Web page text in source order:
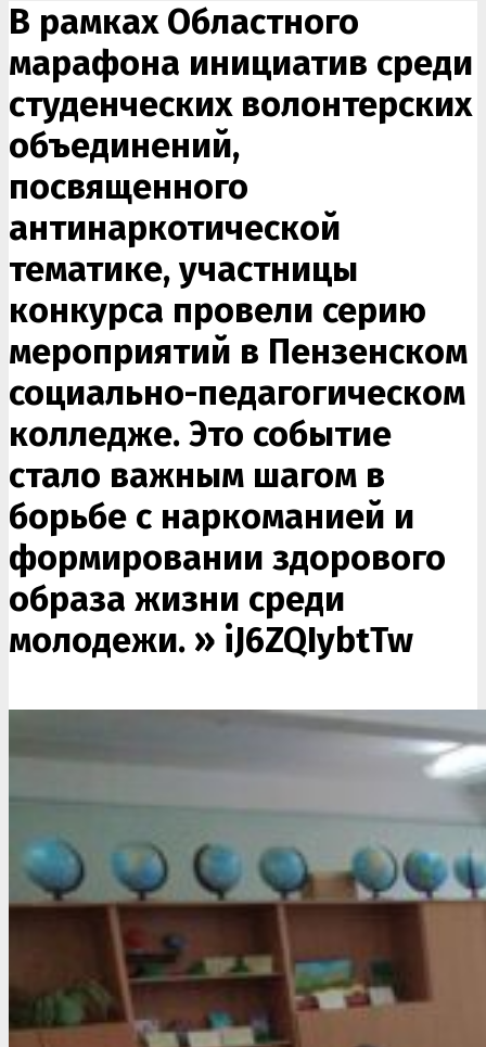
В рамках Областного
марафона инициатив среди
студенческих волонтерских
объединений,
посвященного
антинаркотической
тематике, участницы
конкурса провели серию
мероприятий в Пензенском
социально-педагогическом
колледже. Это событие
стало важным шагом в
борьбе с наркоманией и
формировании здорового
образа жизни среди
молодежи. » iJ6ZQIybtTw